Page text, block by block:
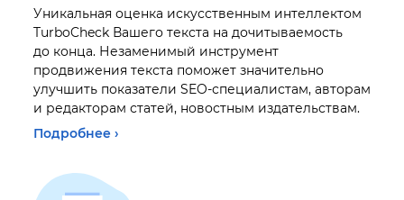
Уникальная оценка искусственным интеллектом
TurboCheck Вашего текста на дочитываемость
до конца. Незаменимый инструмент
продвижения текста поможет значительно
улучшить показатели SEO-специалистам, авторам
и редакторам статей, новостным издательствам.
Подробнее ›